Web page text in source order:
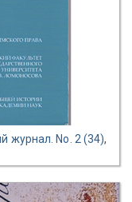
журнал. No. 2 (34),